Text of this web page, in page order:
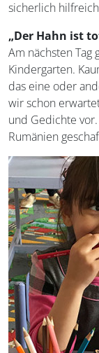
sicherlich
„Der Hahn ist
Am nächsten Tag
Kindergarten.
das eine oder
wir schon
und Gedichte
Rumänien